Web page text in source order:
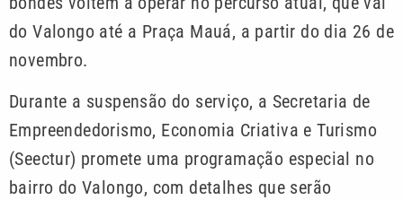
do Valongo até a Praça Mauá, a partir do dia 26 de
novembro.
Durante a suspensão do serviço, a Secretaria de
Empreendedorismo, Economia Criativa e Turismo
(Seectur) promete uma programação especial no
bairro do Valongo, com detalhes que serão